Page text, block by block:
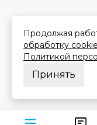
Сделано в
Продолжая
обработку
Политикой
Принять